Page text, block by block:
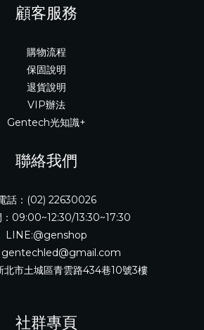
顧客服務
購物流程
保固說明
退貨說明
VIP辦法
Gentech光知識+
聯絡我們
話：(02) 22630026
：09:00~12:30/13:30~17:30
LINE:@genshop
gentechled@gmail.com
北市土城區青雲路434巷10號3樓
社群專頁